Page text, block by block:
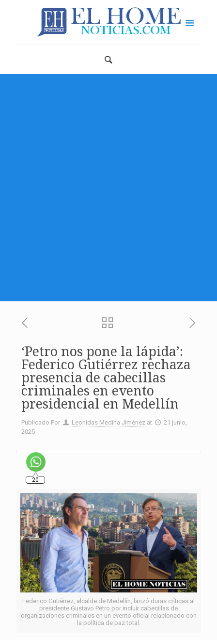
‘Petro nos pone la lápida’:
Federico Gutiérrez rechaza
presencia de cabecillas
criminales en evento
presidencial en Medellín
Publicado Por Leonidas Medina Jiménez at
21 junio,
2025
20
Federico Gutiérrez, alcalde de Medellín, lanzó duras críticas al
presidente Gustavo Petro por incluir cabecillas de
organizaciones criminales en un evento oficial relacionado con
la política de paz total.